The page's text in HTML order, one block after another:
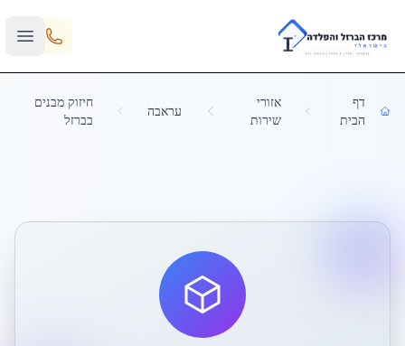
Skip to main content
דף
הבית
אזורי
שירות
עראבה
חיזוק מבנים
בברזל